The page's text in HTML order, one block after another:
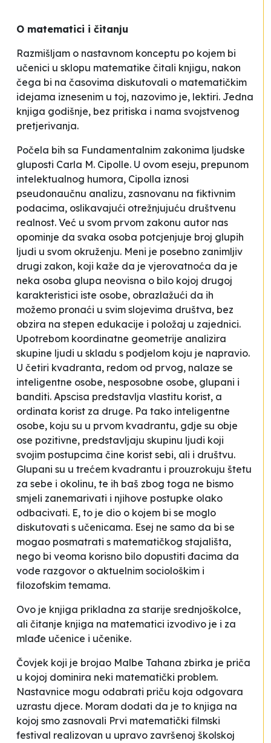
O matematici i čitanju
Razmišljam o nastavnom konceptu po kojem bi
učenici u sklopu matematike čitali knjigu, nakon
čega bi na časovima diskutovali o matematičkim
idejama iznesenim u toj, nazovimo je, lektiri. Jedna
knjiga godišnje, bez pritiska i nama svojstvenog
pretjerivanja.
Počela bih sa Fundamentalnim zakonima ljudske
gluposti Carla M. Cipolle. U ovom eseju, prepunom
intelektualnog humora, Cipolla iznosi
pseudonaučnu analizu, zasnovanu na fiktivnim
podacima, oslikavajući otrežnjujuću društvenu
realnost. Već u svom prvom zakonu autor nas
opominje da svaka osoba potcjenjuje broj glupih
ljudi u svom okruženju. Meni je posebno zanimljiv
drugi zakon, koji kaže da je vjerovatnoća da je
neka osoba glupa neovisna o bilo kojoj drugoj
karakteristici iste osobe, obrazlažući da ih
možemo pronaći u svim slojevima društva, bez
obzira na stepen edukacije i položaj u zajednici.
Upotrebom koordinatne geometrije analizira
skupine ljudi u skladu s podjelom koju je napravio.
U četiri kvadranta, redom od prvog, nalaze se
inteligentne osobe, nesposobne osobe, glupani i
banditi. Apscisa predstavlja vlastitu korist, a
ordinata korist za druge. Pa tako inteligentne
osobe, koju su u prvom kvadrantu, gdje su obje
ose pozitivne, predstavljaju skupinu ljudi koji
svojim postupcima čine korist sebi, ali i društvu.
Glupani su u trećem kvadrantu i prouzrokuju štetu
za sebe i okolinu, te ih baš zbog toga ne bismo
smjeli zanemarivati i njihove postupke olako
odbacivati. E, to je dio o kojem bi se moglo
diskutovati s učenicama. Esej ne samo da bi se
mogao posmatrati s matematičkog stajališta,
nego bi veoma korisno bilo dopustiti đacima da
vode razgovor o aktuelnim sociološkim i
filozofskim temama.
Ovo je knjiga prikladna za starije srednjoškolce,
ali čitanje knjiga na matematici izvodivo je i za
mlađe učenice i učenike.
Čovjek koji je brojao Malbe Tahana zbirka je priča
u kojoj dominira neki matematički problem.
Nastavnice mogu odabrati priču koja odgovara
uzrastu djece. Moram dodati da je to knjiga na
kojoj smo zasnovali Prvi matematički filmski
festival realizovan u upravo završenoj školskoj